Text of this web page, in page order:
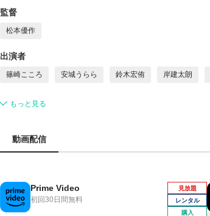
監督
松本優作
出演者
篠崎こころ 安城うらら 鈴木宏侑 岸建太朗
もっと見る
動画配信
Prime Video
初回30日間無料
見放題
レンタル
購入